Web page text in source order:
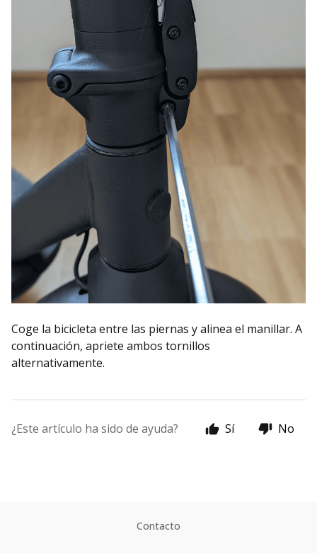
Coge la bicicleta entre las piernas y alinea el manillar. A
continuación, apriete ambos tornillos
alternativamente.
¿Este artículo ha sido de ayuda? Sí No
Contacto